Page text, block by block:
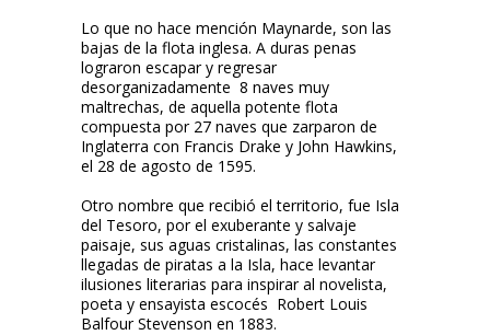
Lo que no hace mención Maynarde, son las
bajas de la flota inglesa. A duras penas
lograron escapar y regresar
desorganizadamente 8 naves muy
maltrechas, de aquella potente flota
compuesta por 27 naves que zarparon de
Inglaterra con Francis Drake y John Hawkins,
el 28 de agosto de 1595.
Otro nombre que recibió el territorio, fue Isla
del Tesoro, por el exuberante y salvaje
paisaje, sus aguas cristalinas, las constantes
llegadas de piratas a la Isla, hace levantar
ilusiones literarias para inspirar al novelista,
poeta y ensayista escocés Robert Louis
Balfour Stevenson en 1883.